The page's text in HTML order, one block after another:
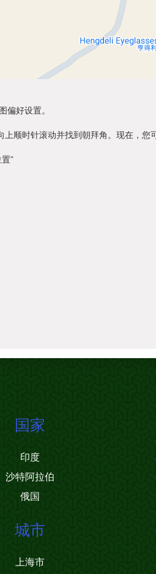
好设置。
顺时针滚动并找到朝拜角。现在，您
”
国家
印度
沙特阿拉伯
俄国
城市
上海市